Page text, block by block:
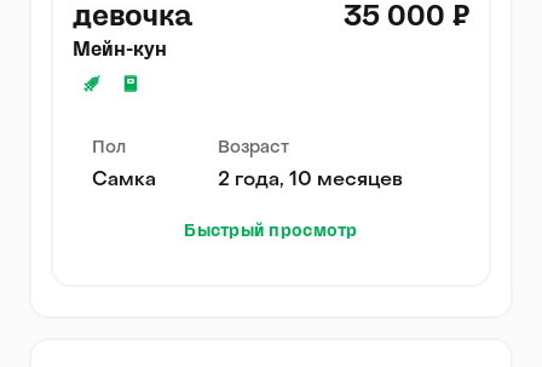
девочка 35 000 ₽
Мейн-кун
Пол
Самка
Возраст
2 года, 10 месяцев
Быстрый просмотр